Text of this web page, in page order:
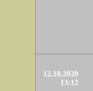
12.10.2020
13:12